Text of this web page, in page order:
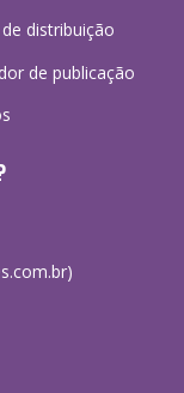
distribuição
de publicação